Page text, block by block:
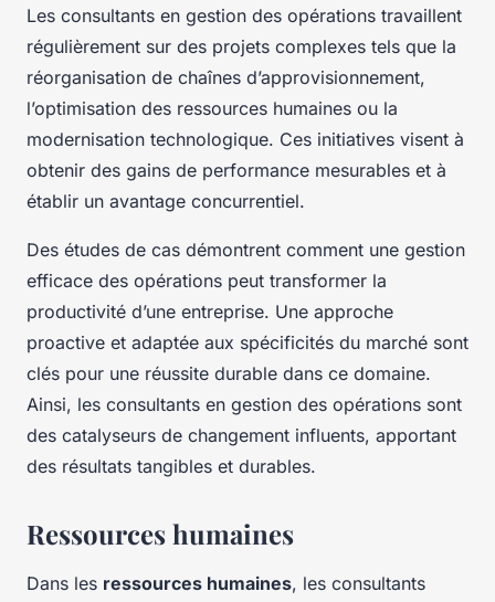
Les consultants en gestion des opérations travaillent
régulièrement sur des projets complexes tels que la
réorganisation de chaînes d’approvisionnement,
l’optimisation des ressources humaines ou la
modernisation technologique. Ces initiatives visent à
obtenir des gains de performance mesurables et à
établir un avantage concurrentiel.
Des études de cas démontrent comment une gestion
efficace des opérations peut transformer la
productivité d’une entreprise. Une approche
proactive et adaptée aux spécificités du marché sont
clés pour une réussite durable dans ce domaine.
Ainsi, les consultants en gestion des opérations sont
des catalyseurs de changement influents, apportant
des résultats tangibles et durables.
Ressources humaines
Dans les ressources humaines, les consultants